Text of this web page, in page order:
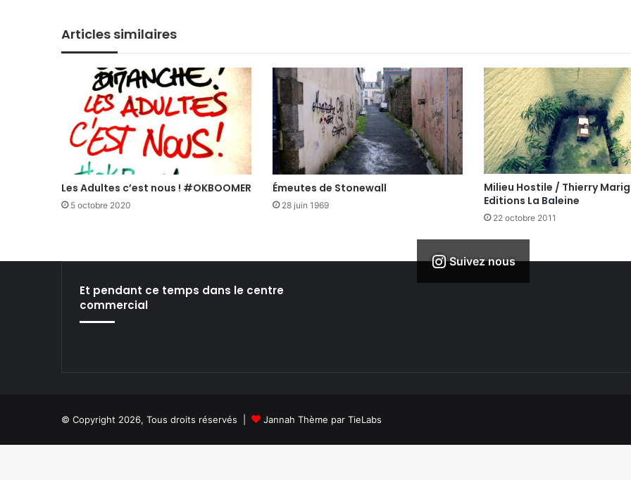
Articles similaires
Les Adultes c’est nous ! #OKBOOMER
5 octobre 2020
Émeutes de Stonewall
28 juin 1969
Milieu Hostile / Thierry
Editions La Baleine
22 octobre 2011
Suivez nous
Et pendant ce temps dans le centre
commercial
© Copyright 2026, Tous droits réservés | Jannah Thème par TieLabs